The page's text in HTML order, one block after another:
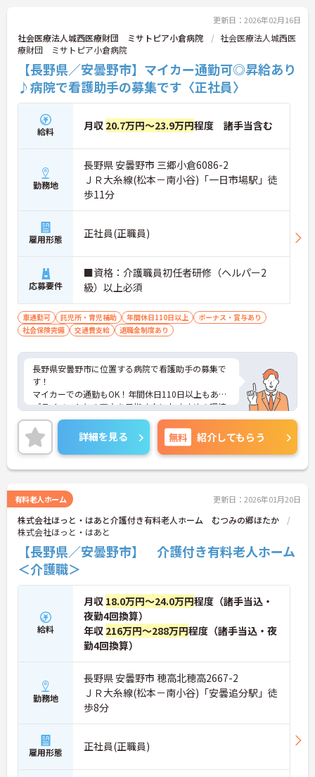
更新日：2026年02月16日
社会医療法人城西医療財団 ミサトピア小倉病院
社会医療法人城西医
療財団 ミサトピア小倉病院
【長野県／安曇野市】マイカー通勤可◎昇給あり
♪病院で看護助手の募集です〈正社員〉
給料 月収 20.7万円～23.9万円程度 諸手当含む
勤務地
長野県 安曇野市 三郷小倉6086-2
ＪＲ大糸線(松本－南小谷)「一日市場駅」徒
歩11分
雇用形態 正社員(正職員)
応募要件
■資格：介護職員初任者研修（ヘルパー2
級）以上必須
車通勤可 託児所・育児補助 年間休日110日以上
ボーナス・賞与あり
社会保険完備
交通費支給 退職金制度あり
長野県安曇野市に位置する病院で看護助手の募集で
す！
マイカーでの通勤もOK！年間休日110日以上もあり
プライベートとの両立を目指す方におすすめの環境
です◎昇給や賞与制度があり、頑張りが評価されて
しっかりと還元されます。さらに各種手当もあるの
は嬉しいポイントです◎フォロー体制もあり、経験
に関わらず安心してスタートできます。
こちらの求人にご興味がございましたら面接のポイ
ます。
詳細を見る 無料 紹介してもらう
有料老人ホーム 更新日：2026年01月20日
株式会社ほっと・はあと介護付き有料老人ホーム むつみの郷ほたか
株式会社ほっと・はあと
【長野県／安曇野市】 介護付き有料老人ホーム
＜介護職＞
給料
月収 18.0万円～24.0万円程度（諸手当込・
夜勤4回換算）
年収 216万円～288万円程度（諸手当込・夜
勤4回換算）
勤務地
長野県 安曇野市 穂高北穂高2667-2
ＪＲ大糸線(松本－南小谷)「安曇追分駅」徒
歩8分
雇用形態 正社員(正職員)